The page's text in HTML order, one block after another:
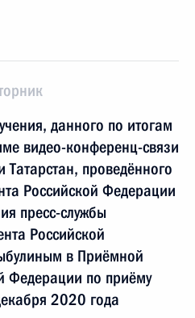
данного по итогам
видео-конференц-связи
Татарстан, проведённого
Российской Федерации
пресс-службы
Российской
в Приёмной
Федерации по приёму
2020 года